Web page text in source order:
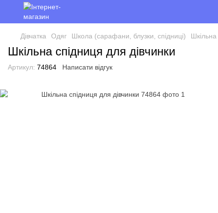
Дівчатка Одяг Школа (сарафани, блузки, спідниці) Шкільна
Шкільна спідниця для дівчинки
Артикул: 74864 Написати відгук